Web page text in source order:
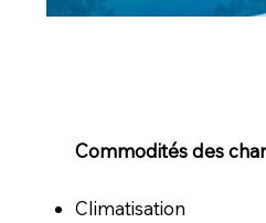
Commodités des
Climatisation